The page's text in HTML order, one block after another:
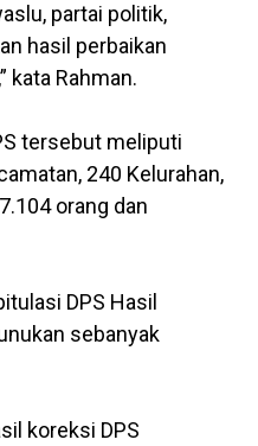
partai politik,
hasil perbaikan
kata Rahman.
tersebut meliputi
240 Kelurahan,
orang dan
DPS Hasil
sebanyak
koreksi DPS